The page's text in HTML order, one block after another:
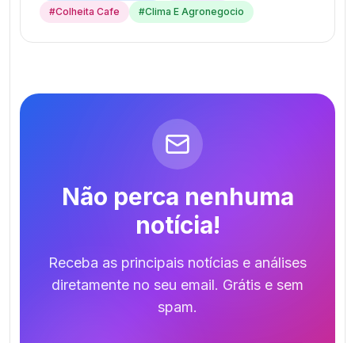
#Colheita Cafe #Clima E Agronegocio
Não perca nenhuma
notícia!
Receba as principais notícias e análises
diretamente no seu email. Grátis e sem
spam.